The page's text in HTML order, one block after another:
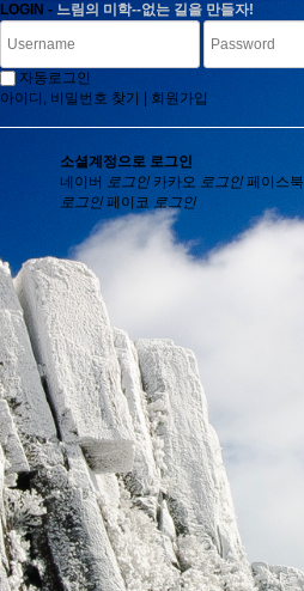
LOGIN - 느림의 미학--없는 길을 만들자!
자동로그인
아이디, 비밀번호 찾기
회원가입
소셜계정으로 로그인
네이버 로그인 카카오 로그인 페이스북
로그인 페이코 로그인